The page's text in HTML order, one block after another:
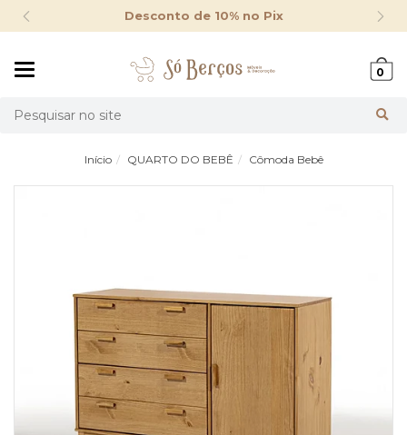
Desconto de 10% no Pix
0
Início QUARTO DO BEBÊ Cômoda Bebê